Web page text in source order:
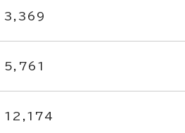
3,369
5,761
12,174